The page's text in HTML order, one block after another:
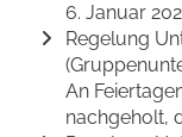
6. Januar
Regelung
An
nachgeholt,